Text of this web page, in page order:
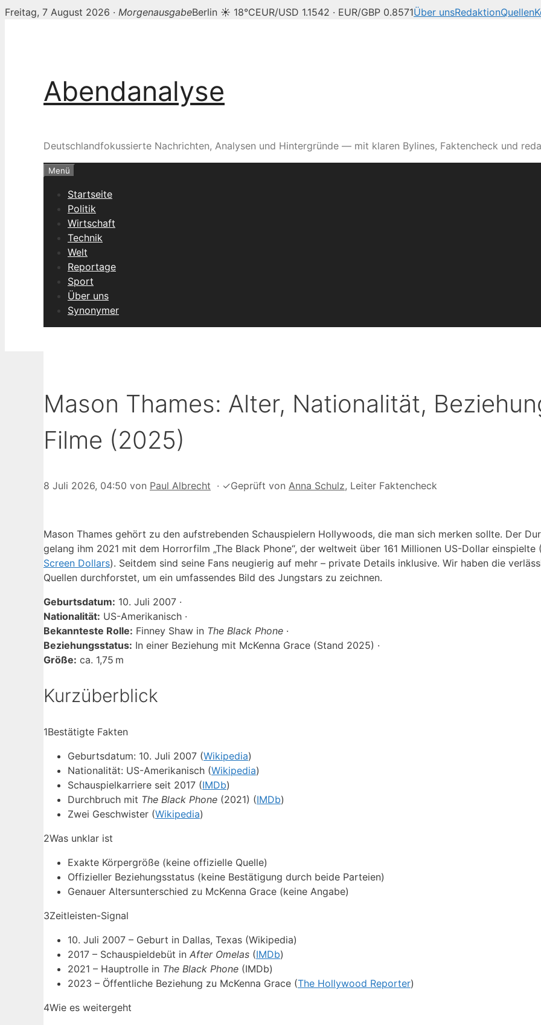
Freitag, 7 August 2026 · MorgenausgabeBerlin ☀ 18°CEUR/USD 1.1542 · EUR/GBP 0.8571Über unsRedaktionQuellen
Abendanalyse
Deutschlandfokussierte Nachrichten, Analysen und Hintergründe — mit klaren Bylines, Faktencheck und
Menü
Startseite
Politik
Wirtschaft
Technik
Welt
Reportage
Sport
Über uns
Synonymer
Mason Thames: Alter, Nationalität,
Filme (2025)
8 Juli 2026, 04:50 von Paul Albrecht · ✓Geprüft von Anna Schulz, Leiter Faktencheck
Mason Thames gehört zu den aufstrebenden Schauspielern Hollywoods, die man sich merken sollte. Der
gelang ihm 2021 mit dem Horrorfilm „The Black Phone“, der weltweit über 161 Millionen US-Dollar einspielte
Screen Dollars). Seitdem sind seine Fans neugierig auf mehr – private Details inklusive. Wir haben die
Quellen durchforstet, um ein umfassendes Bild des Jungstars zu zeichnen.
Geburtsdatum: 10. Juli 2007 ·
Nationalität: US-Amerikanisch ·
Bekannteste Rolle: Finney Shaw in The Black Phone ·
Beziehungsstatus: In einer Beziehung mit McKenna Grace (Stand 2025) ·
Größe: ca. 1,75 m
Kurzüberblick
1Bestätigte Fakten
Geburtsdatum: 10. Juli 2007 (Wikipedia)
Nationalität: US-Amerikanisch (Wikipedia)
Schauspielkarriere seit 2017 (IMDb)
Durchbruch mit The Black Phone (2021) (IMDb)
Zwei Geschwister (Wikipedia)
2Was unklar ist
Exakte Körpergröße (keine offizielle Quelle)
Offizieller Beziehungsstatus (keine Bestätigung durch beide Parteien)
Genauer Altersunterschied zu McKenna Grace (keine Angabe)
3Zeitleisten-Signal
10. Juli 2007 – Geburt in Dallas, Texas (Wikipedia)
2017 – Schauspieldebüt in After Omelas (IMDb)
2021 – Hauptrolle in The Black Phone (IMDb)
2023 – Öffentliche Beziehung zu McKenna Grace (The Hollywood Reporter)
4Wie es weitergeht